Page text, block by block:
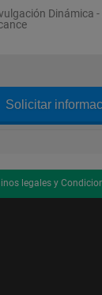
Dinámica
Solicitar
legales y